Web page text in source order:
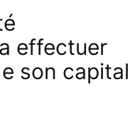
effectuer
son capital